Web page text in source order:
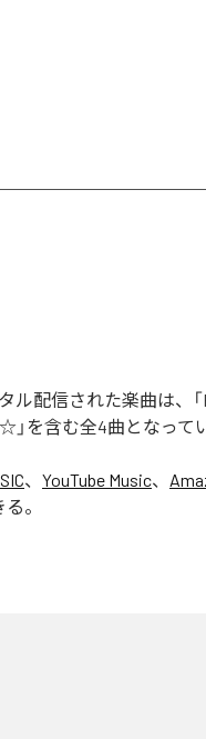
配信された楽曲は、「
」を含む全4曲となって
、 YouTube Music、
。